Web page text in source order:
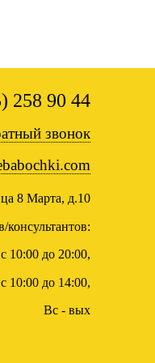
258 90 44
звонок
8 Марта, д.10
10:00 до 20:00,
10:00 до 14:00,
Вс - вых